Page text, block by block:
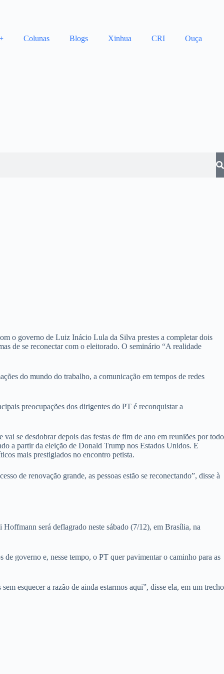
Colunas Blogs Xinhua CRI Ouça
o governo de Luiz Inácio Lula da Silva prestes a completar dois
de se reconectar com o eleitorado. O seminário “A realidade
do mundo do trabalho, a comunicação em tempos de redes
preocupações dos dirigentes do PT é reconquistar a
se desdobrar depois das festas de fim de ano em reuniões por todo
a partir da eleição de Donald Trump nos Estados Unidos. E
mais prestigiados no encontro petista.
de renovação grande, as pessoas estão se reconectando”, disse à
Hoffmann será deflagrado neste sábado (7/12), em Brasília, na
governo e, nesse tempo, o PT quer pavimentar o caminho para as
esquecer a razão de ainda estarmos aqui”, disse ela, em um trecho